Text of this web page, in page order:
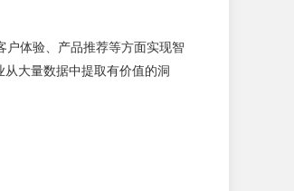
户体验、产品推荐等方面实现智
大量数据中提取有价值的洞